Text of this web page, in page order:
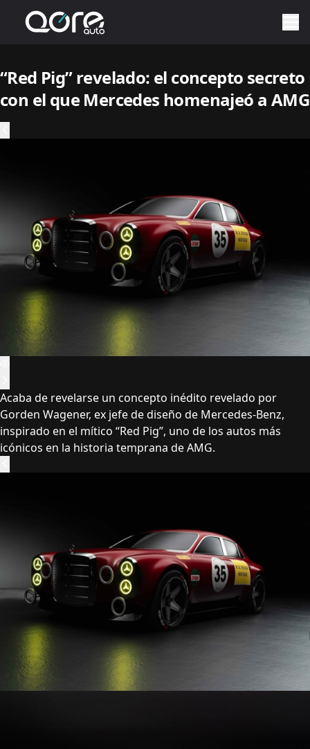
“Red Pig” revelado: el concepto secreto
con el que Mercedes homenajeó a AMG
Acaba de revelarse un concepto inédito revelado por
Gorden Wagener, ex jefe de diseño de Mercedes-Benz,
inspirado en el mítico “Red Pig”, uno de los autos más
icónicos en la historia temprana de AMG.